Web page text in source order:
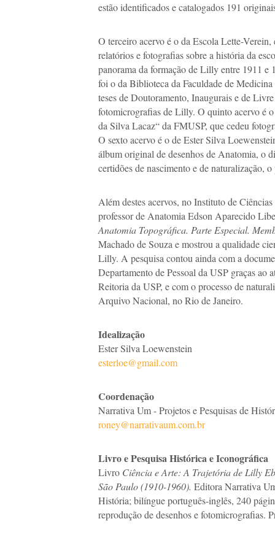
estão identificados e catalogados 191
O terceiro acervo é o da Escola Lette-
relatórios e fotografias sobre a história da
panorama da formação de Lilly entre 1911 e
foi o da Biblioteca da Faculdade de
teses de Doutoramento, Inaugurais e de
fotomicrografias de Lilly. O quinto acervo é
da Silva Lacaz“ da FMUSP, que cedeu
O sexto acervo é o de Ester Silva
álbum original de desenhos de Anatomia, o
certidões de nascimento e de naturalização,
Além destes acervos, no Instituto de
professor de Anatomia Edson Aparecido
Anatomia Topográfica. Parte Especial.
Machado de Souza e mostrou a qualidade
Lilly. A pesquisa contou ainda com a
Departamento de Pessoal da USP graças ao
Reitoria da USP, e com o processo de
Arquivo Nacional, no Rio de Janeiro.
Idealização
Ester Silva Loewenstein
esterloe@gmail.com
Coordenação
Narrativa Um - Projetos e Pesquisas de
roney@narrativaum.com.br
Livro e Pesquisa Histórica e Iconográfica
Livro Ciência e Arte: A Trajetória de Lilly
São Paulo (1910-1960). Editora Narrativa
História; bilíngue português-inglês, 240
reprodução de desenhos e fotomicrografias.